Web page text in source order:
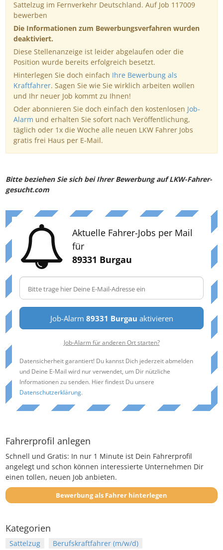
Sattelzug im Fernverkehr Deutschland. Auf Job 117009
bewerben
Die Informationen zum Bewerbungsverfahren wurden
deaktiviert.
Diese Stellenanzeige ist leider abgelaufen oder die
Position wurde bereits erfolgreich besetzt.
Hinterlegen Sie doch einfach Ihre Bewerbung als
Kraftfahrer. Sagen Sie wie Sie wirklich arbeiten wollen
und Ihr neuer Job kommt zu Ihnen!
Oder abonnieren Sie doch einfach den kostenlosen Job-
Alarm und erhalten Sie sofort nach Veröffentlichung,
täglich oder 1x die Woche alle neuen LKW Fahrer Jobs
gratis frei Haus per E-Mail.
Bitte beziehen Sie sich bei Ihrer Bewerbung auf LKW-Fahrer-
gesucht.com
Aktuelle Fahrer-Jobs per Mail
für
89331 Burgau
Job-Alarm 89331 Burgau aktivieren
Job-Alarm für anderen Ort starten?
Datensicherheit garantiert! Du kannst Dich jederzeit abmelden
und Deine E-Mail wird nur verwendet, um Dir nützliche
Informationen zu senden. Hier findest Du unsere
Datenschutzerklärung.
Fahrerprofil anlegen
Schnell und Gratis: In nur 1 Minute ist Dein Fahrerprofil
angelegt und schon können interessierte Unternehmen Dir
einen tollen, neuen Job anbieten.
Bewerbung als Fahrer hinterlegen
Kategorien
Sattelzug
Berufskraftfahrer (m/w/d)